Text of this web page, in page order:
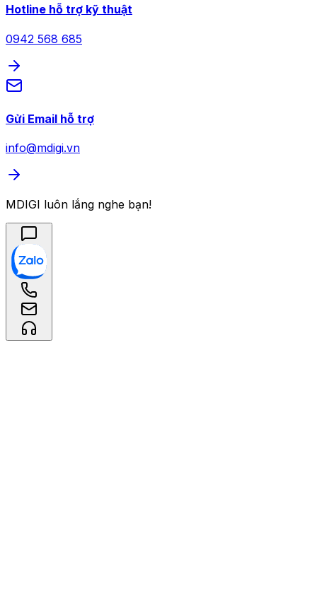
Hotline hỗ trợ kỹ thuật
0942 568 685
Gửi Email hỗ trợ
info@mdigi.vn
MDIGI luôn lắng nghe bạn!